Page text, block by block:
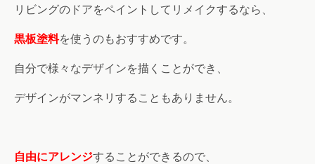
リビングのドアをペイントしてリメイクするなら、
黒板塗料を使うのもおすすめです。
自分で様々なデザインを描くことができ、
デザインがマンネリすることもありません。
自由にアレンジすることができるので、